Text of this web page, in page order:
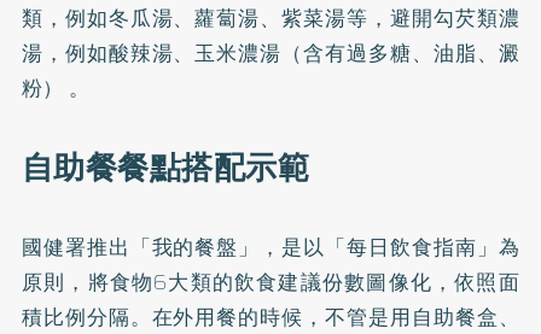
類，例如冬瓜湯、蘿蔔湯、紫菜湯等，避開勾芡類濃
湯，例如酸辣湯、玉米濃湯（含有過多糖、油脂、澱
粉） 。
自助餐餐點搭配示範
國健署推出「我的餐盤」，是以「每日飲食指南」為
原則，將食物6大類的飲食建議份數圖像化，依照面
積比例分隔。在外用餐的時候，不管是用自助餐盒、